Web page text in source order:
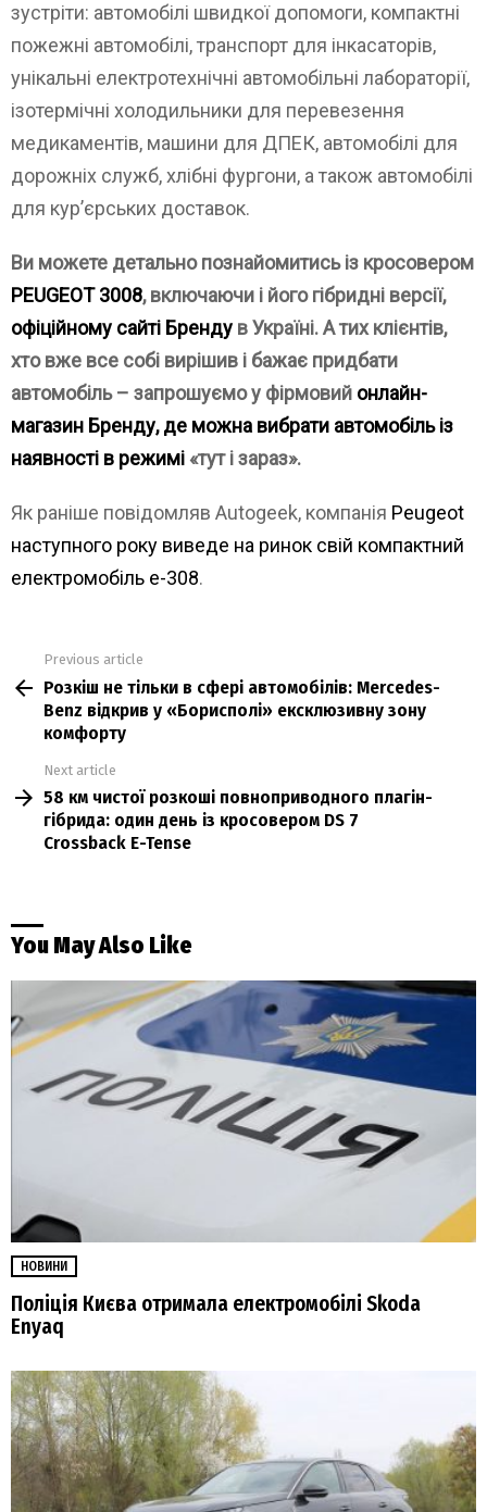
зустріти: автомобілі швидкої допомоги, компактні
пожежні автомобілі, транспорт для інкасаторів,
унікальні електротехнічні автомобільні лабораторії,
ізотермічні холодильники для перевезення
медикаментів, машини для ДПЕК, автомобілі для
дорожніх служб, хлібні фургони, а також автомобілі
для кур’єрських доставок.
Ви можете детально познайомитись із кросовером
PEUGEOT 3008, включаючи і його гібридні версії,
офіційному сайті Бренду в Україні. А тих клієнтів,
хто вже все собі вирішив і бажає придбати
автомобіль – запрошуємо у фірмовий онлайн-
магазин Бренду, де можна вибрати автомобіль із
наявності в режимі«тут і зараз».
Як раніше повідомляв Autogeek, компанія Peugeot
наступного року виведе на ринок свій компактний
електромобіль e-308.
more
Previous article
Розкіш не тільки в сфері автомобілів: Mercedes-
Benz відкрив у «Борисполі» ексклюзивну зону
комфорту
Next article
58 км чистої розкоші повноприводного плагін-
гібрида: один день із кросовером DS 7
Crossback E-Tense
You May Also Like
НОВИНИ
Поліція Києва отримала електромобілі Skoda
Enyaq